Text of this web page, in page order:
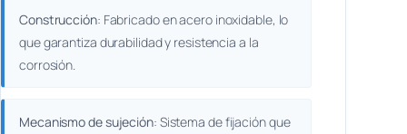
Construcción: Fabricado en acero inoxidable, lo
que garantiza durabilidad y resistencia a la
corrosión.
Mecanismo de sujeción: Sistema de fijación que